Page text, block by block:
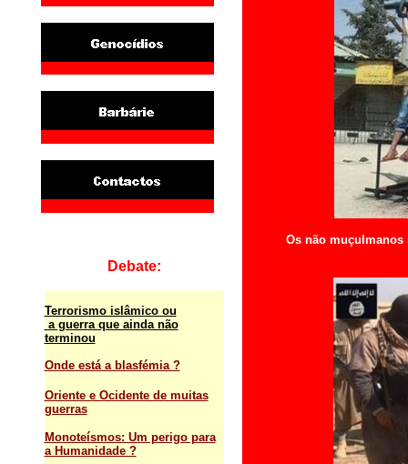
Debate:
Terrorismo islâmico ou
a guerra que ainda não
terminou
.
Onde está a blasfémia ?
Oriente e Ocidente de muitas
guerras
Monoteísmos: Um perigo para
a Humanidade ?
Os não